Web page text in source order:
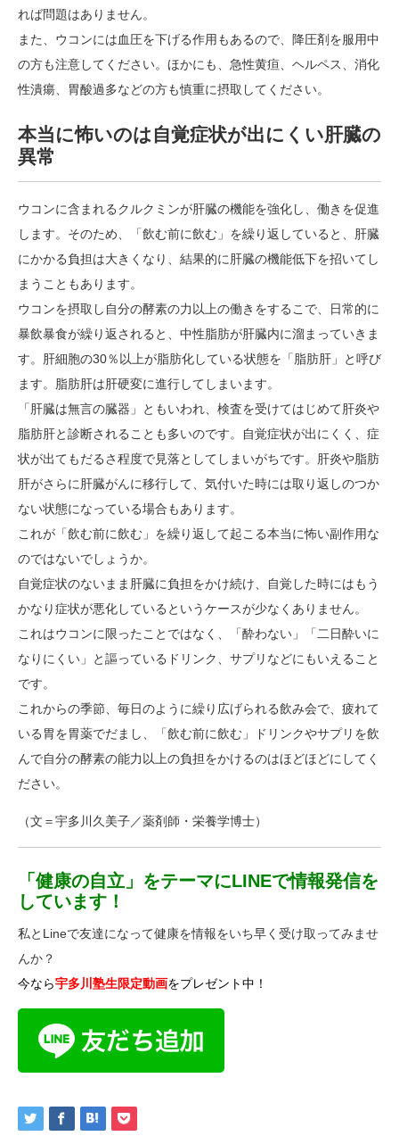
れば問題はありません。
また、ウコンには血圧を下げる作用もあるので、降圧剤を服用中
の方も注意してください。ほかにも、急性黄疸、ヘルペス、消化
性潰瘍、胃酸過多などの方も慎重に摂取してください。
本当に怖いのは自覚症状が出にくい肝臓の
異常
ウコンに含まれるクルクミンが肝臓の機能を強化し、働きを促進
します。そのため、「飲む前に飲む」を繰り返していると、肝臓
にかかる負担は大きくなり、結果的に肝臓の機能低下を招いてし
まうこともあります。
ウコンを摂取し自分の酵素の力以上の働きをするこで、日常的に
暴飲暴食が繰り返されると、中性脂肪が肝臓内に溜まっていきま
す。肝細胞の30％以上が脂肪化している状態を「脂肪肝」と呼び
ます。脂肪肝は肝硬変に進行してしまいます。
「肝臓は無言の臓器」ともいわれ、検査を受けてはじめて肝炎や
脂肪肝と診断されることも多いのです。自覚症状が出にくく、症
状が出てもだるさ程度で見落としてしまいがちです。肝炎や脂肪
肝がさらに肝臓がんに移行して、気付いた時には取り返しのつか
ない状態になっている場合もあります。
これが「飲む前に飲む」を繰り返して起こる本当に怖い副作用な
のではないでしょうか。
自覚症状のないまま肝臓に負担をかけ続け、自覚した時にはもう
かなり症状が悪化しているというケースが少なくありません。
これはウコンに限ったことではなく、「酔わない」「二日酔いに
なりにくい」と謳っているドリンク、サプリなどにもいえること
です。
これからの季節、毎日のように繰り広げられる飲み会で、疲れて
いる胃を胃薬でだまし、「飲む前に飲む」ドリンクやサプリを飲
んで自分の酵素の能力以上の負担をかけるのはほどほどにしてく
ださい。
（文＝宇多川久美子／薬剤師・栄養学博士）
「健康の自立」をテーマにLINEで情報発信を
しています！
私とLineで友達になって健康を情報をいち早く受け取ってみませ
んか？
今なら宇多川塾生限定動画をプレゼント中！